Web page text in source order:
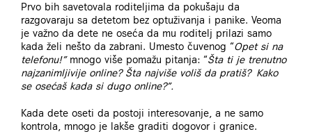
Prvo bih savetovala roditeljima da pokušaju da
razgovaraju sa detetom bez optuživanja i panike. Veoma
je važno da dete ne oseća da mu roditelj prilazi samo
kada želi nešto da zabrani. Umesto čuvenog “Opet si na
telefonu!”mnogo više pomažu pitanja: “Šta ti je trenutno
najzanimljivije online? Šta najviše voliš da pratiš? Kako
se osećaš kada si dugo online?”.
Kada dete oseti da postoji interesovanje, a ne samo
kontrola, mnogo je lakše graditi dogovor i granice.